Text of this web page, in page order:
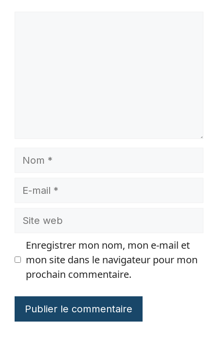
Nom
E-
Site
Enregistrer mon nom, mon e-mail et
mon site dans le navigateur pour mon
prochain commentaire.